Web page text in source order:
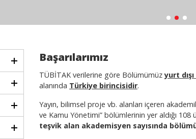
Başarılarımız
TÜBİTAK verilerine göre Bölümümüzyurt
alanında Türkiye birincisidir.
Yayın, bilimsel proje vb. alanları içeren
ve Kamu Yönetimi” bölümlerinin yer aldığı 108
teşvik alan akademisyen sayısında